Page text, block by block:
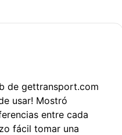
de gettransport.com
usar! Mostró
entre cada
fácil tomar una